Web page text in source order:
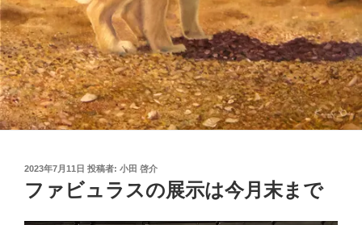
投
稿
日:
2023年7月11日 投稿者: 小田 啓介
ファビュラスの展示は今月末まで